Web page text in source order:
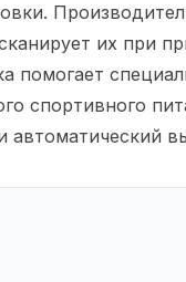
их при
помогает
спортивного
автоматический